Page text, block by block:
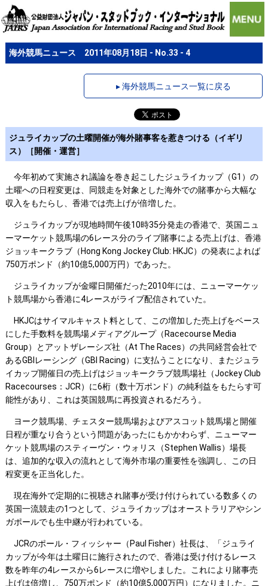
海外競馬ニュース 2011年08月18日 - No.33 - 4
▸ 海外競馬ニュース一覧に戻る
ジュライカップの土曜開催が海外賭事客を惹きつける（イギリ
ス）［開催・運営］
今年初めて実施され議論を巻き起こしたジュライカップ（G1）の
土曜への日程変更は、同競走を対象とした海外での賭事から大幅な
収入をもたらし、香港では売上げが倍増した。
ジュライカップが現地時間午後10時35分発走の香港で、英国ニュ
ーマーケット競馬場の6レース分のライブ賭事による売上げは、香港
ジョッキークラブ（Hong Kong Jockey Club: HKJC）の発表によれば
750万ポンド（約10億5,000万円）であった。
ジュライカップが金曜日開催だった2010年には、ニューマーケッ
ト競馬場から香港に4レースがライブ配信されていた。
HKJCはサイマルキャスト料として、この増加した売上げをベース
にした手数料を競馬場メディアグループ（Racecourse Media
Group）とアットザレーシズ社（At The Races）の共同経営会社で
あるGBIレーシング（GBI Racing）に支払うことになり、またジュラ
イカップ開催日の売上げはジョッキークラブ競馬場社（Jockey Club
Racecourses：JCR）に6桁（数十万ポンド）の純利益をもたらす可
能性があり、これは英国競馬に再投資されるだろう。
ヨーク競馬場、チェスター競馬場およびアスコット競馬場と開催
日程が重なり合うという問題があったにもかかわらず、ニューマー
ケット競馬場のスティーヴン・ウォリス（Stephen Wallis）場長
は、追加的な収入の流れとして海外市場の重要性を強調し、この日
程変更を正当化した。
現在海外で定期的に視聴され賭事が受け付けられている数多くの
英国一流競走の1つとして、ジュライカップはオーストラリアやシン
ガポールでも生中継が行われている。
JCRのポール・フィッシャー（Paul Fisher）社長は、「ジュライ
カップが今年は土曜日に施行されたので、香港は受け付けるレース
数を昨年の4レースから6レースに増やしました。これにより賭事売
上げは倍増し、750万ポンド（約10億5,000万円）になりました。ニ